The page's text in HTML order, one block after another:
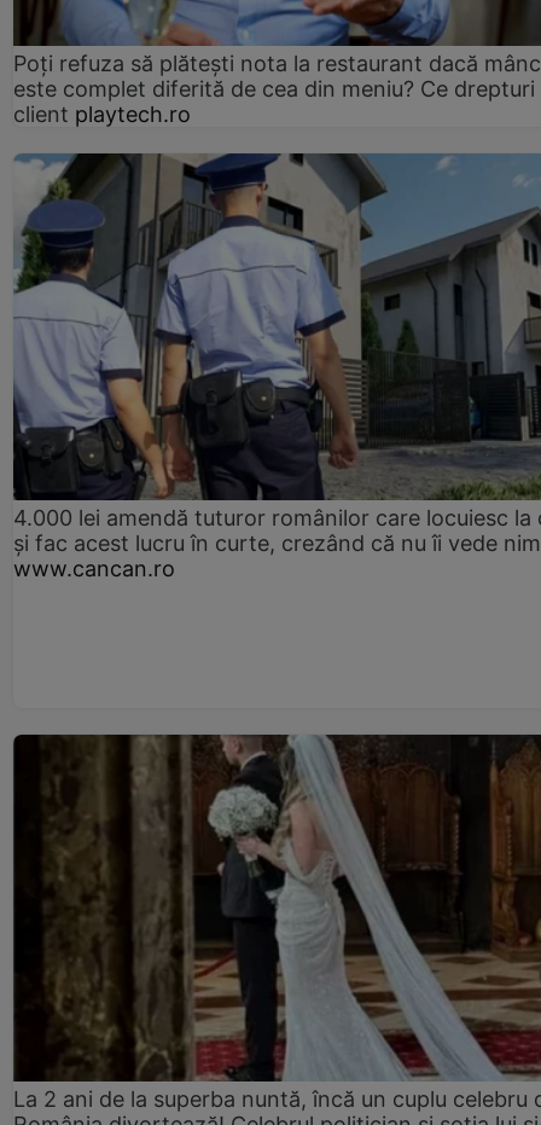
Poți refuza să plătești nota la restaurant dacă
este complet diferită de cea din meniu? Ce drepturi
client playtech.ro
4.000 lei amendă tuturor românilor care locuiesc la
și fac acest lucru în curte, crezând că nu îi vede
www.cancan.ro
La 2 ani de la superba nuntă, încă un cuplu celebru